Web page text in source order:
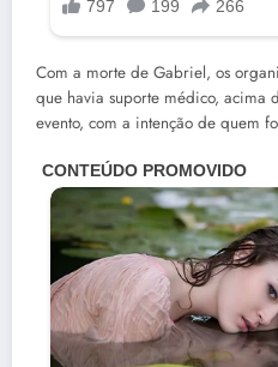
Com a morte de Gabriel, os
que havia suporte médico, acima
evento, com a intenção de quem